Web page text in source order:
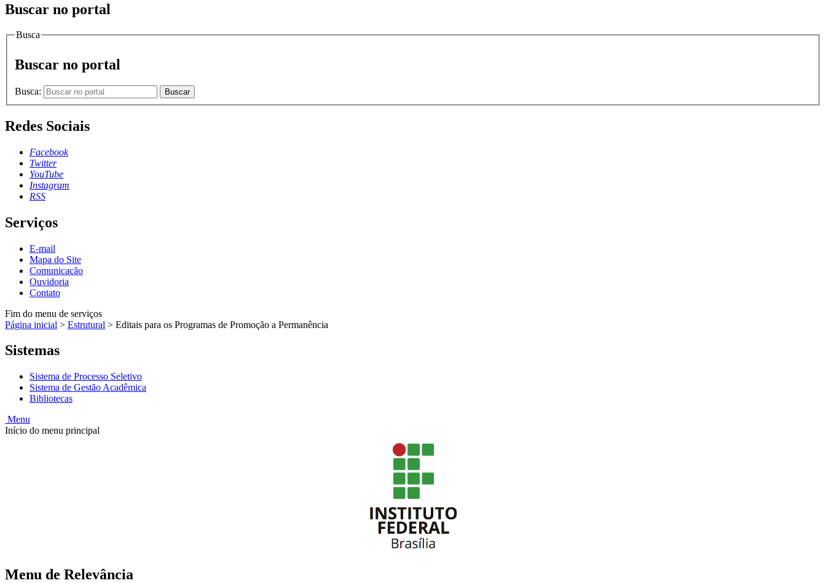
Buscar no portal
Busca
Buscar no portal
Busca: Buscar
Redes Sociais
Facebook
Twitter
YouTube
Instagram
RSS
Serviços
E-mail
Mapa do Site
Comunicação
Ouvidoria
Contato
Fim do menu de serviços
Página inicial > Estrutural > Editais para os Programas de Promoção a Permanência
Sistemas
Sistema de Processo Seletivo
Sistema de Gestão Acadêmica
Bibliotecas
Menu
Início do menu principal
Menu de Relevância